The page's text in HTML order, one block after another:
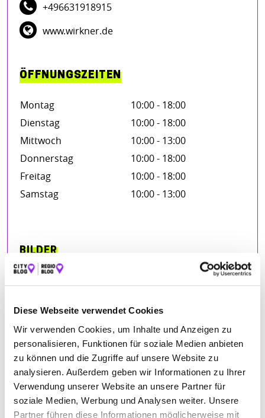
Diese Webseite verwendet Cookies
Wir verwenden Cookies, um Inhalte und Anzeigen zu
personalisieren, Funktionen für soziale Medien anbieten
zu können und die Zugriffe auf unsere Website zu
analysieren. Außerdem geben wir Informationen zu Ihrer
Verwendung unserer Website an unsere Partner für
soziale Medien, Werbung und Analysen weiter. Unsere
Partner führen diese Informationen möglicherweise mit
+496631918915
www.wirkner.de
ÖFFNUNGSZEITEN
Montag
10:00 - 18:00
Dienstag
10:00 - 18:00
Mittwoch
10:00 - 13:00
Donnerstag
10:00 - 18:00
Freitag
10:00 - 18:00
Samstag
10:00 - 13:00
BILDER